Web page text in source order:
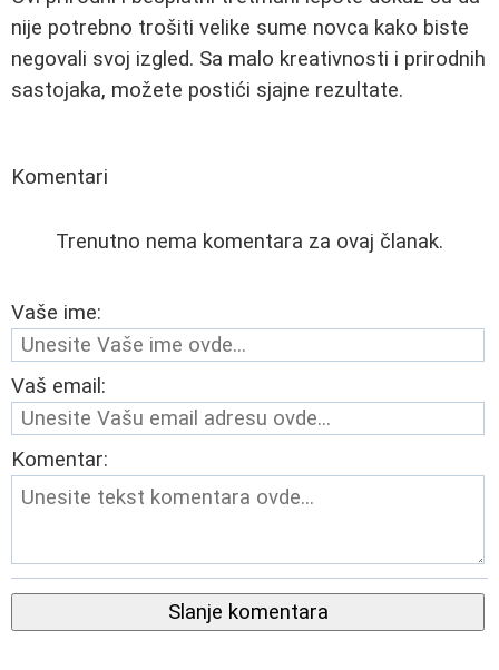
nije potrebno trošiti velike sume novca kako biste
negovali svoj izgled. Sa malo kreativnosti i prirodnih
sastojaka, možete postići sjajne rezultate.
Komentari
Trenutno nema komentara za ovaj članak.
Vaše ime:
Vaš email:
Komentar:
Slanje komentara